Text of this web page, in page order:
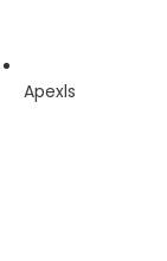
Apexls